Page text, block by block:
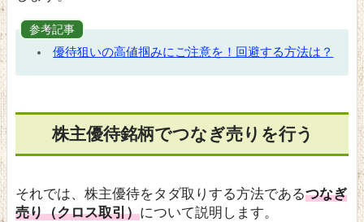
参考記事
優待狙いの高値掴みにご注意を！回避する方法は？
株主優待銘柄でつなぎ売りを行う
それでは、株主優待をタダ取りする方法であるつなぎ
売り（クロス取引）について説明します。